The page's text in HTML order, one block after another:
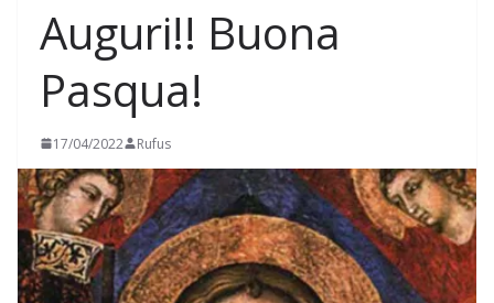
Auguri!! Buona
Pasqua!
17/04/2022 Rufus